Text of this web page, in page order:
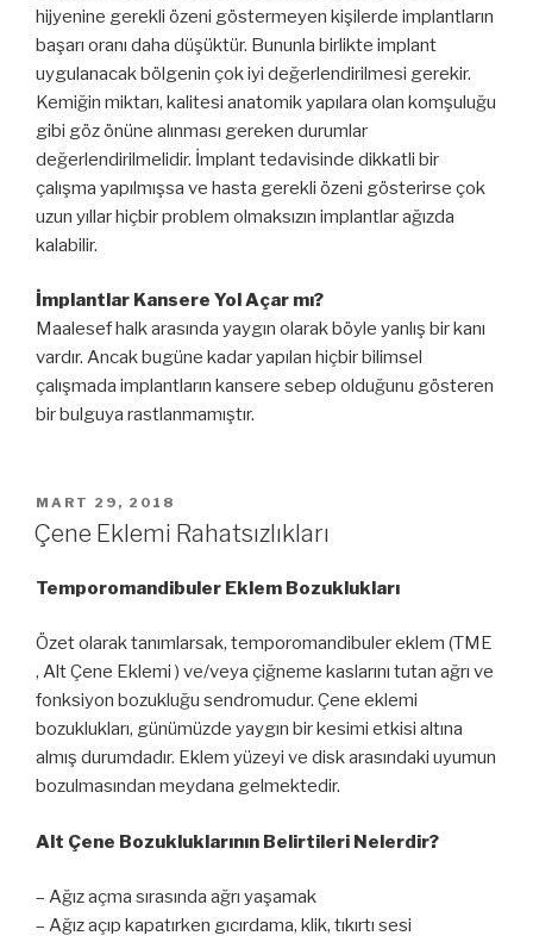
hijyenine gerekli özeni göstermeyen kişilerde implantların
başarı oranı daha düşüktür. Bununla birlikte implant
uygulanacak bölgenin çok iyi değerlendirilmesi gerekir.
Kemiğin miktarı, kalitesi anatomik yapılara olan komşuluğu
gibi göz önüne alınması gereken durumlar
değerlendirilmelidir. İmplant tedavisinde dikkatli bir
çalışma yapılmışsa ve hasta gerekli özeni gösterirse çok
uzun yıllar hiçbir problem olmaksızın implantlar ağızda
kalabilir.
İmplantlar Kansere Yol Açar mı?
Maalesef halk arasında yaygın olarak böyle yanlış bir kanı
vardır. Ancak bugüne kadar yapılan hiçbir bilimsel
çalışmada implantların kansere sebep olduğunu gösteren
bir bulguya rastlanmamıştır.
YAYIM
TARIHI
MART 29, 2018
Çene Eklemi Rahatsızlıkları
Temporomandibuler Eklem Bozuklukları
Özet olarak tanımlarsak, temporomandibuler eklem (TME
, Alt Çene Eklemi ) ve/veya çiğneme kaslarını tutan ağrı ve
fonksiyon bozukluğu sendromudur. Çene eklemi
bozuklukları, günümüzde yaygın bir kesimi etkisi altına
almış durumdadır. Eklem yüzeyi ve disk arasındaki uyumun
bozulmasından meydana gelmektedir.
Alt Çene Bozukluklarının Belirtileri Nelerdir?
– Ağız açma sırasında ağrı yaşamak
– Ağız açıp kapatırken gıcırdama, klik, tıkırtı sesi